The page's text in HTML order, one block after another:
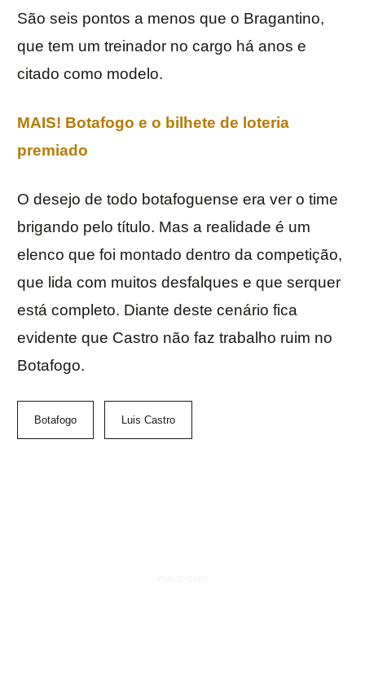
São seis pontos a menos que o Bragantino,
que tem um treinador no cargo há anos e
citado como modelo.
MAIS! Botafogo e o bilhete de loteria
premiado
O desejo de todo botafoguense era ver o time
brigando pelo título. Mas a realidade é um
elenco que foi montado dentro da competição,
que lida com muitos desfalques e que serquer
está completo. Diante deste cenário fica
evidente que Castro não faz trabalho ruim no
Botafogo.
Botafogo Luis Castro